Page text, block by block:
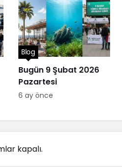
Bugün 9 Şubat 2026
Pazartesi
Blog
6 ay önce
kapalı.